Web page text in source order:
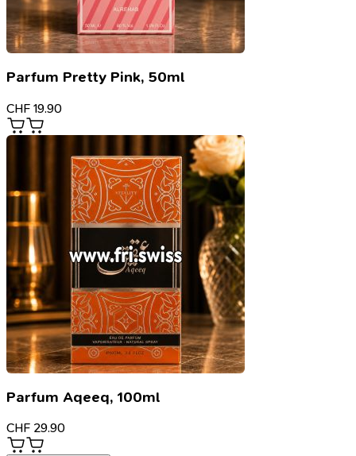
Parfum Pretty Pink, 50ml
CHF 19.90
Parfum Aqeeq, 100ml
CHF 29.90